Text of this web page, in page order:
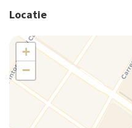
Locatie
+
−